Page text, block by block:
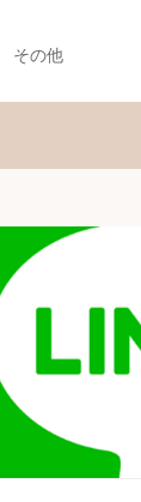
その他